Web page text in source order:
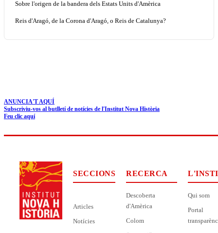
Sobre l'origen de la bandera dels Estats Units d'Amèrica
Reis d'Aragó, de la Corona d'Aragó, o Reis de Catalunya?
ANUNCIA'T AQUÍ
Subscriviu-vos al butlletí de notícies de l'Institut Nova Història
Feu clic aquí
SECCIONS
Articles
Notícies
RECERCA
Descoberta
d'Amèrica
Colom
Qui som
Portal